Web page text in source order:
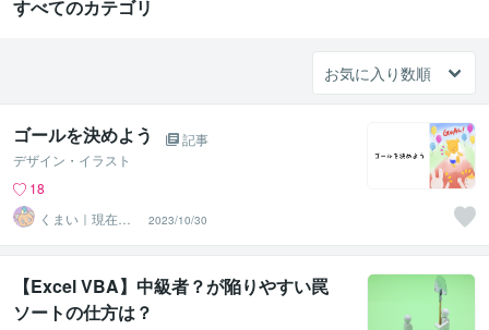
すべてのカテゴリ
ゴールを決めよう
記事
デザイン・イラスト
18
くまい｜現在お
休み中
2023/10/30
【Excel VBA】中級者？が陥りやすい罠
ソートの仕方は？